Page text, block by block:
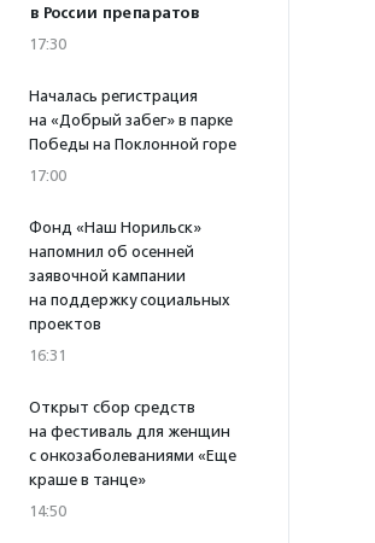
в России препаратов
17:30
Началась регистрация
на «Добрый забег» в парке
Победы на Поклонной горе
17:00
Фонд «Наш Норильск»
напомнил об осенней
заявочной кампании
на поддержку социальных
проектов
16:31
Открыт сбор средств
на фестиваль для женщин
с онкозаболеваниями «Еще
краше в танце»
14:50